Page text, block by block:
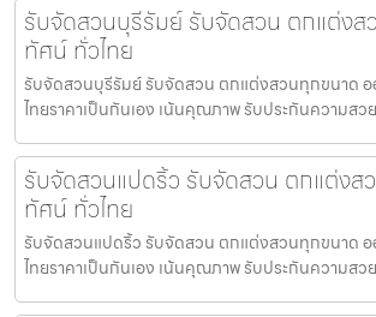
รับจัดสวนบุรีรัมย์ รับจัดสวน ตกแต่ง
ทัศน์ ทั่วไทย
รับจัดสวนบุรีรัมย์ รับจัดสวน ตกแต่งสวนทุกขนาด
ไทยราคาเป็นกันเอง เน้นคุณภาพ รับประกันความสว
รับจัดสวนแปดริ้ว รับจัดสวน ตกแต่งส
ทัศน์ ทั่วไทย
รับจัดสวนแปดริ้ว รับจัดสวน ตกแต่งสวนทุกขนาด
ไทยราคาเป็นกันเอง เน้นคุณภาพ รับประกันความสว